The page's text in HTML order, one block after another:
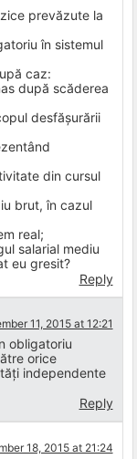
prevăzute la
în sistemul
caz:
după scăderea
desfășurării
din cursul
brut, în cazul
real;
salarial mediu
eu gresit?
Reply
11, 2015 at 12:21
obligatoriu
orice
independente
Reply
18, 2015 at 21:24